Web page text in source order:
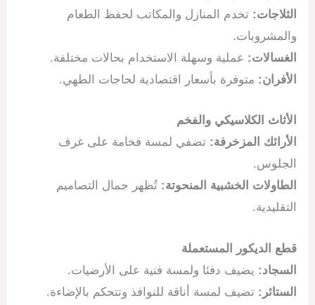
الثلاجات: تخدم المنازل والمكاتب لحفظ الطعام
والمشروبات.
الغسالات: عملية وسهلة الاستخدام بحالات مختلفة.
الأفران: متوفرة بأسعار اقتصادية لحاجات الطهي.
الأثاث الكلاسيكي والفخم
الأرائك المزخرفة: تضفي لمسة فخامة على غرف
الجلوس.
الطاولات الخشبية المنحوتة: تُظهر جمال التصاميم
التقليدية.
قطع الديكور المستعملة
السجاد: يضيف دفئا ولمسة فنية على الأرضيات.
الستائر: تضيف لمسة أناقة للنوافذ وتتحكم بالإضاءة.